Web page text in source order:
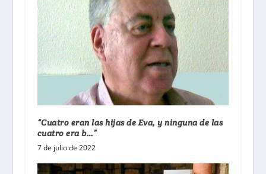
“Cuatro eran las hijas de Eva, y ninguna de las
cuatro era b…”
7 de julio de 2022